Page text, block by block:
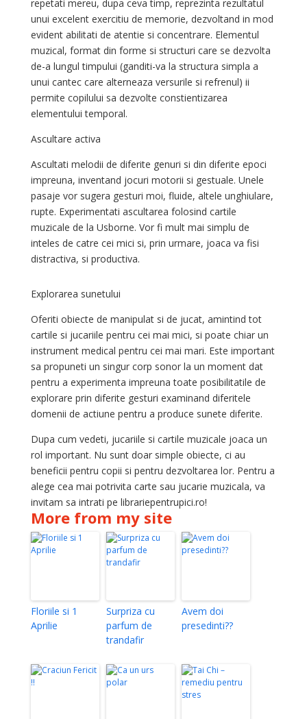
repetati mereu, dupa ceva timp, reprezinta rezultatul
unui excelent exercitiu de memorie, dezvoltand in mod
evident abilitati de atentie si concentrare. Elementul
muzical, format din forme si structuri care se dezvolta
de-a lungul timpului (ganditi-va la structura simpla a
unui cantec care alterneaza versurile si refrenul) ii
permite copilului sa dezvolte constientizarea
elementului temporal.
Ascultare activa
Ascultati melodii de diferite genuri si din diferite epoci
impreuna, inventand jocuri motorii si gestuale. Unele
pasaje vor sugera gesturi moi, fluide, altele unghiulare,
rupte. Experimentati ascultarea folosind cartile
muzicale de la Usborne. Vor fi mult mai simplu de
inteles de catre cei mici si, prin urmare, joaca va fisi
distractiva, si productiva.
Explorarea sunetului
Oferiti obiecte de manipulat si de jucat, amintind tot
cartile si jucariile pentru cei mai mici, si poate chiar un
instrument medical pentru cei mai mari. Este important
sa propuneti un singur corp sonor la un moment dat
pentru a experimenta impreuna toate posibilitatile de
explorare prin diferite gesturi examinand diferitele
domenii de actiune pentru a produce sunete diferite.
Dupa cum vedeti, jucariile si cartile muzicale joaca un
rol important. Nu sunt doar simple obiecte, ci au
beneficii pentru copii si pentru dezvoltarea lor. Pentru a
alege cea mai potrivita carte sau jucarie muzicala, va
invitam sa intrati pe librariepentrupici.ro!
More from my site
Floriile si 1
Aprilie
Surpriza cu
parfum de
trandafir
Avem doi
presedinti??